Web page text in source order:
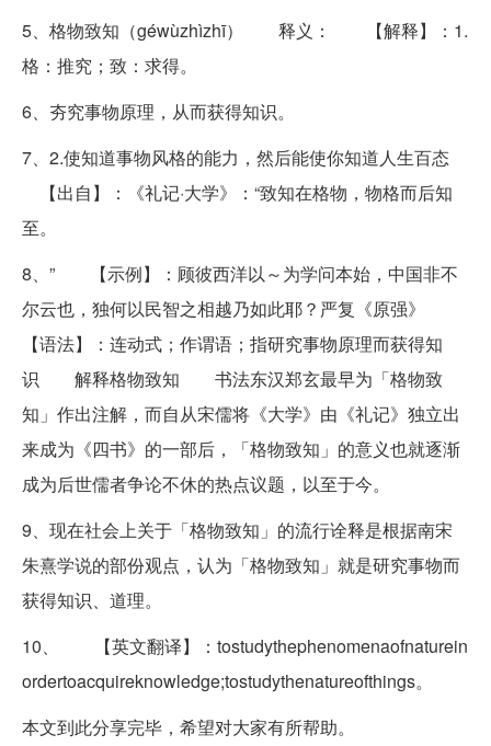
5、格物致知（géwùzhìzhī） 释义： 【解释】：1.
格：推究；致：求得。
6、夯究事物原理，从而获得知识。
7、2.使知道事物风格的能力，然后能使你知道人生百态
【出自】：《礼记·大学》：“致知在格物，物格而后知
至。
8、” 【示例】：顾彼西洋以～为学问本始，中国非不
尔云也，独何以民智之相越乃如此耶？严复《原强》
【语法】：连动式；作谓语；指研究事物原理而获得知
识 解释格物致知 书法东汉郑玄最早为「格物致
知」作出注解，而自从宋儒将《大学》由《礼记》独立出
来成为《四书》的一部后，「格物致知」的意义也就逐渐
成为后世儒者争论不休的热点议题，以至于今。
9、现在社会上关于「格物致知」的流行诠释是根据南宋
朱熹学说的部份观点，认为「格物致知」就是研究事物而
获得知识、道理。
10、 【英文翻译】：tostudythephenomenaofnaturein
ordertoacquireknowledge;tostudythenatureofthings。
本文到此分享完毕，希望对大家有所帮助。